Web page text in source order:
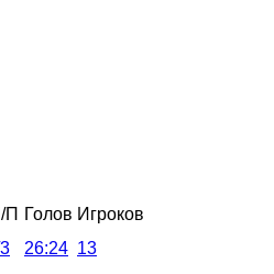
П Голов Игроков
26:24 13